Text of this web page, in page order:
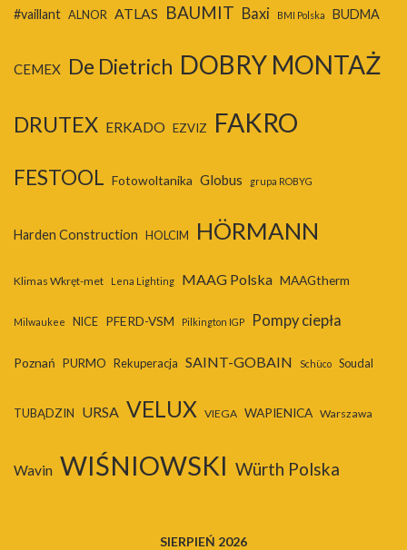
#vaillant ALNOR ATLAS BAUMIT Baxi BMI Polska BUDMA
CEMEX De Dietrich DOBRY MONTAŻ
DRUTEX ERKADO EZVIZ FAKRO
FESTOOL Fotowoltanika Globus grupa ROBYG
Harden Construction HOLCIM HÖRMANN
Klimas Wkręt-met Lena Lighting MAAG Polska MAAGtherm
Milwaukee NICE PFERD-VSM Pilkington IGP Pompy ciepła
Poznań PURMO Rekuperacja SAINT-GOBAIN Schüco Soudal
TUBĄDZIN URSA VELUX VIEGA WAPIENICA Warszawa
Wavin WIŚNIOWSKI Würth Polska
SIERPIEŃ 2026